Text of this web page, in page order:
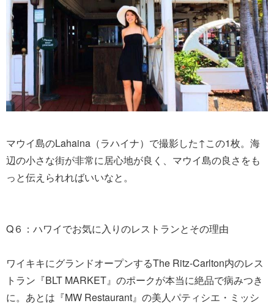
マウイ島のLahaina（ラハイナ）で撮影した↑この1枚。海
辺の小さな街が非常に居心地が良く、マウイ島の良さをも
っと伝えられればいいなと。
Q６：ハワイでお気に入りのレストランとその理由
ワイキキにグランドオープンするThe Ritz-Carlton内のレス
トラン『BLT MARKET』のポークが本当に絶品で病みつき
に。あとは『MW Restaurant』の美人パティシエ・ミッシ